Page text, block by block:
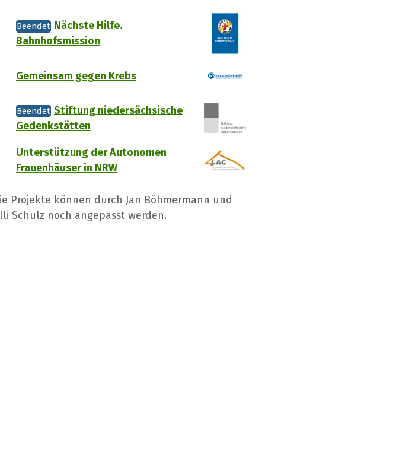
Beendet Nächste Hilfe.
Bahnhofsmission
Gemeinsam gegen Krebs
Beendet Stiftung niedersächsische
Gedenkstätten
Unterstützung der Autonomen
Frauenhäuser in NRW
Projekte können durch Jan Böhmermann und
Schulz noch angepasst werden.